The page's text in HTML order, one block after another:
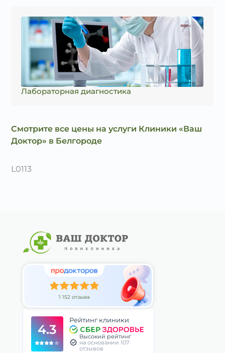
Лабораторная диагностика
Смотрите все цены на услуги Клиники «Ваш
Доктор» в Белгороде
L0113
1 152 отзыва
4.3
Рейтинг клиники
Высокий рейтинг
на основании 107
отзывов